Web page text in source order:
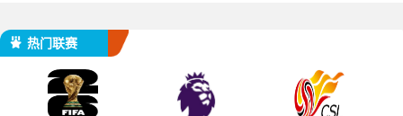
热门联赛